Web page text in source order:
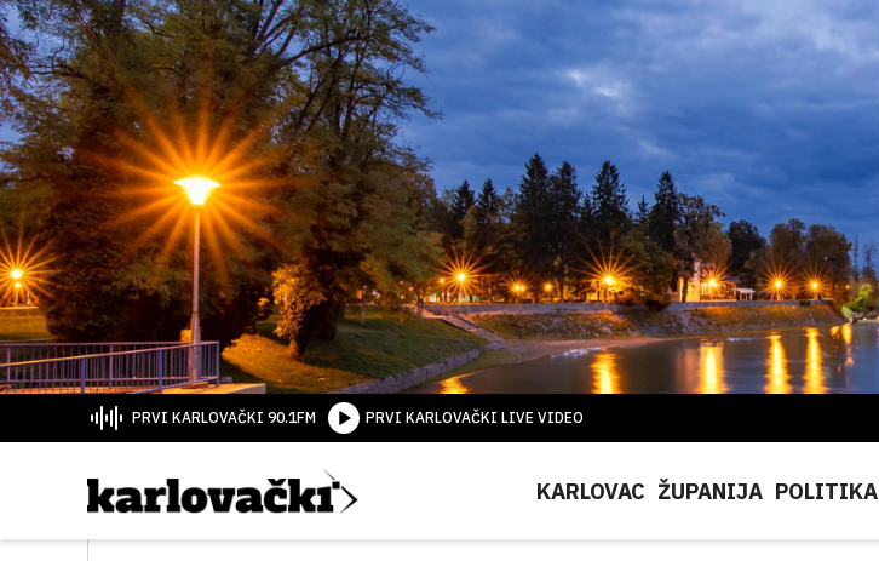
PRVI KARLOVAČKI 90.1FM PRVI KARLOVAČKI LIVE VIDEO
KARLOVAC ŽUPANIJA POLITIKA